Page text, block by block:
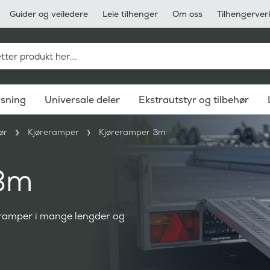
Guider og veiledere Leie tilhenger Om oss
Universale deler Ekstrautstyr og tilbehør
Kjøreramper Kjøreramper 3m
i mange lengder og